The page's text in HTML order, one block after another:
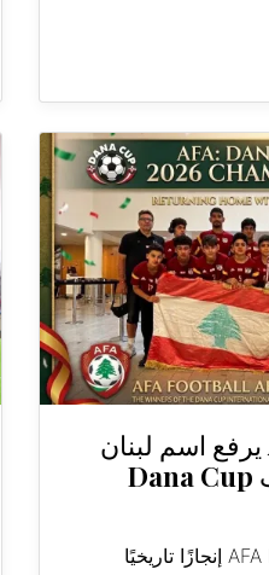
AFA Lebanon يرفع اسم لبنان
عاليًا ويتوج بلقب Dana Cup
حقق فريق AFA Lebanon إنجازًا تاريخيًا